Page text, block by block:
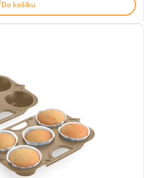
Do košíku